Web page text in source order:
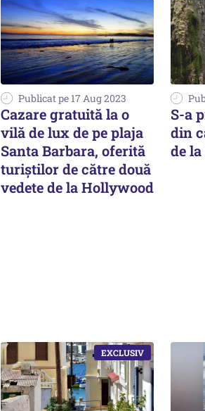
Publicat pe 17 Aug 2023
Cazare gratuită la o
vilă de lux de pe plaja
Santa Barbara, oferită
turiștilor de către două
vedete de la Hollywood
S-a
din
de